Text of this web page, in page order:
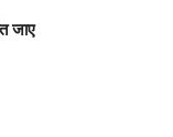
जाए